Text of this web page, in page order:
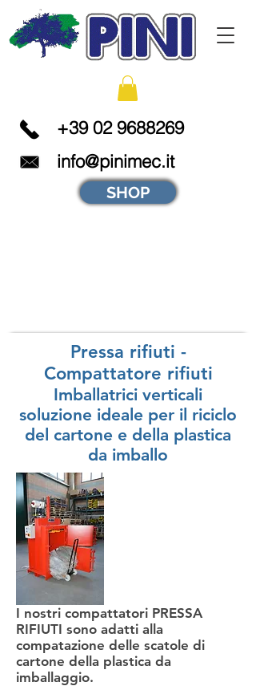
+39 02 9688269
info@pinimec.it
SHOP
Pressa rifiuti -
Compattatore rifiuti
Imballatrici verticali
soluzione ideale per il riciclo
del cartone e della plastica
da imballo
I nostri compattatori PRESSA
RIFIUTI sono adatti alla
compatazione delle scatole di
cartone della plastica da
imballaggio.